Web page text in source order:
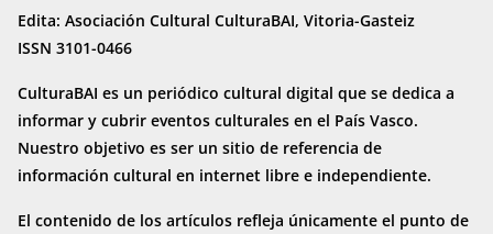
Edita: Asociación Cultural CulturaBAI, Vitoria-Gasteiz
ISSN 3101-0466
CulturaBAI es un periódico cultural digital que se dedica a
informar y cubrir eventos culturales en el País Vasco.
Nuestro objetivo es ser un sitio de referencia de
información cultural en internet libre e independiente.
El contenido de los artículos refleja únicamente el punto de